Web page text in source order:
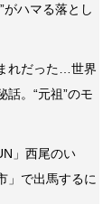
がハマる落とし
れだった…世界
。“元祖”のモ
」西尾のい
」で出馬するに